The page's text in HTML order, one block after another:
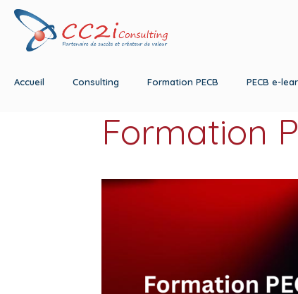
Accueil Consulting Formation PECB PECB e-
Formation